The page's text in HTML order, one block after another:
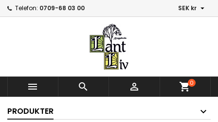
Telefon: 0709-68 03 00 SEK kr 
   shopping_cart0
PRODUKTER